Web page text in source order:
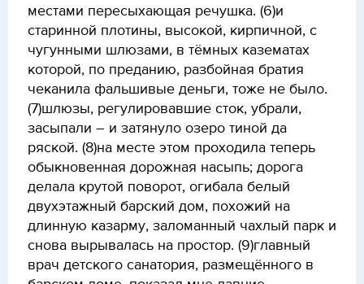
местами пересыхающая речушка. (6)и
старинной плотины, высокой, кирпичной, с
чугунными шлюзами, в тёмных казематах
которой, по преданию, разбойная братия
чеканила фальшивые деньги, тоже не было.
(7)шлюзы, регулировавшие сток, убрали,
засыпали – и затянуло озеро тиной да
ряской. (8)на месте этом проходила теперь
обыкновенная дорожная насыпь; дорога
делала крутой поворот, огибала белый
двухэтажный барский дом, похожий на
длинную казарму, заломанный чахлый парк и
снова вырывалась на простор. (9)главный
врач детского санатория, размещённого в